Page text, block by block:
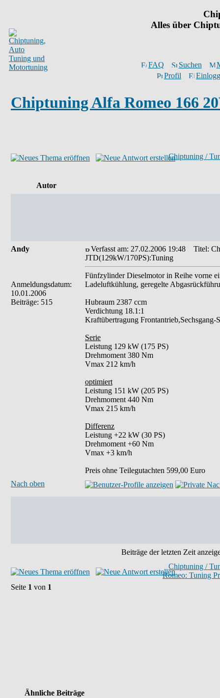
Alles über
FAQ Suchen
Profil
Chiptuning Alfa Romeo 166
Chiptuning /
Autor
Andy
Anmeldungsdatum:
10.01.2006
Beiträge: 515
Verfasst am: 27.02.2006 19:48
Titel:
JTD(129kW/170PS):Tuning
Fünfzylinder Dieselmotor in Reihe vorne
Ladeluftkühlung, geregelte
Hubraum 2387 ccm
Verdichtung 18.1:1
Kraftübertragung Frontantrieb,Sechsgang-
Serie
Leistung 129 kW (175 PS)
Drehmoment 380 Nm
Vmax 212 km/h
optimiert
Leistung 151 kW (205 PS)
Drehmoment 440 Nm
Vmax 215 km/h
Differenz
Leistung +22 kW (30 PS)
Drehmoment +60 Nm
Vmax +3 km/h
Preis ohne Teilegutachten 599,00 Euro
Nach oben
Beiträge der letzten Zeit
Chiptuning /
Romeo: Tuning
Seite 1 von 1
Ähnliche Beiträge